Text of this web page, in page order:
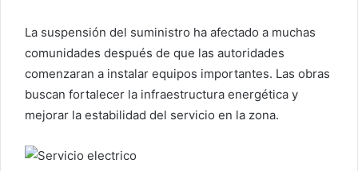
ó
n
i
c
La suspensión del suministro ha afectado a muchas
comunidades después de que las autoridades
comenzaran a instalar equipos importantes. Las obras
buscan fortalecer la infraestructura energética y
mejorar la estabilidad del servicio en la zona.